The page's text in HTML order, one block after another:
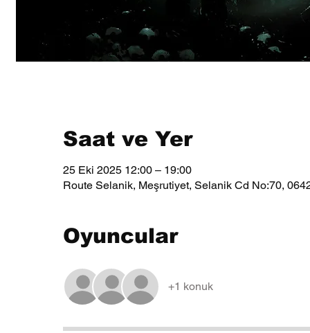
Saat ve Yer
25 Eki 2025 12:00 – 19:00
Route Selanik, Meşrutiyet, Selanik Cd No:70,
Oyuncular
+1 konuk